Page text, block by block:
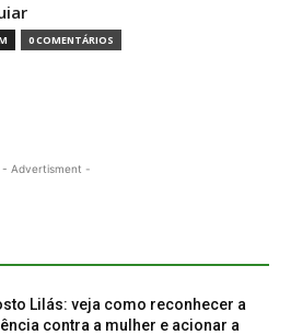
0 COMENTÁRIOS
- Advertisment -
Lilás: veja como reconhecer a
contra a mulher e acionar a